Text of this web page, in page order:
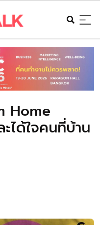
Home
ได้ใจคนที่บ้าน